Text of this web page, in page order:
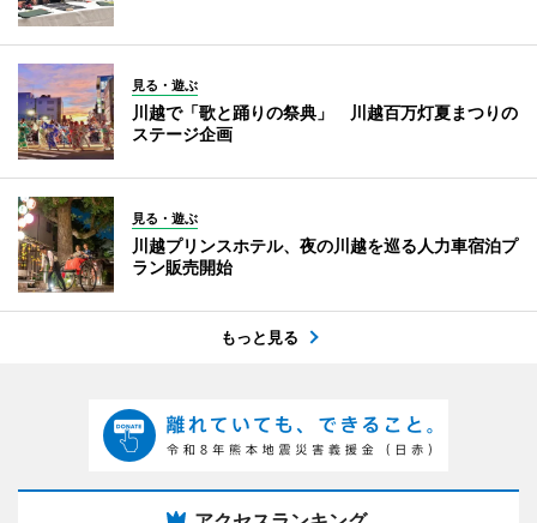
見る・遊ぶ
川越で「歌と踊りの祭典」 川越百万灯夏まつりの
ステージ企画
見る・遊ぶ
川越プリンスホテル、夜の川越を巡る人力車宿泊プ
ラン販売開始
もっと見る